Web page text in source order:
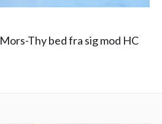
Mors-Thy bed fra sig mod HC